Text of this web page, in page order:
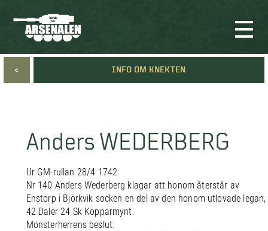
< INFO OM KNEKTEN
Anders WEDERBERG
Ur GM-rullan 28/4 1742:
Nr 140 Anders Wederberg klagar att honom återstår av
Enstorp i Björkvik socken en del av den honom utlovade legan,
42 Daler 24 Sk Kopparmynt.
Mönsterherrens beslut: